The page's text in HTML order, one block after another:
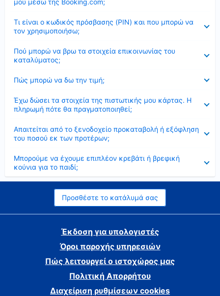
μου μέσω της Booking.com;
Τι είναι ο κωδικός πρόσβασης (PIN) και που μπορώ να
τον χρησιμοποιήσω;
Πού μπορώ να βρω τα στοιχεία επικοινωνίας του
καταλύματος;
Πώς μπορώ να δω την τιμή;
Έχω δώσει τα στοιχεία της πιστωτικής μου κάρτας. Η
πληρωμή πότε θα πραγματοποιηθεί;
Απαιτείται από το ξενοδοχείο προκαταβολή ή εξόφληση
του ποσού εκ των προτέρων;
Μπορούμε να έχουμε επιπλέον κρεβάτι ή βρεφική
κούνια για το παιδί;
Προσθέστε το κατάλυμά σας
Έκδοση για υπολογιστές
Όροι παροχής υπηρεσιών
Πώς λειτουργεί ο ιστοχώρος μας
Πολιτική Απορρήτου
Διαχείριση ρυθμίσεων cookies